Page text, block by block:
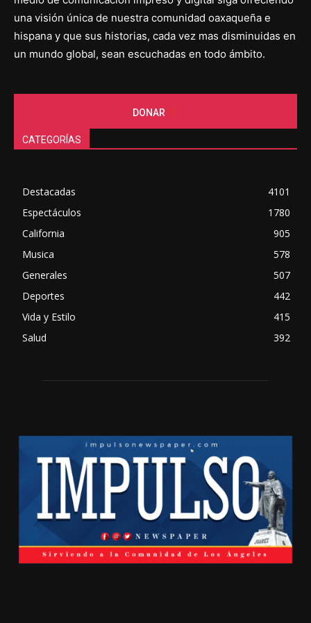
una visión única de nuestra comunidad oaxaqueña e
hispana y que sus historias, cada vez mas disminuidas en
un mundo global, sean escuchadas en todo ámbito.
DONAR
CATEGORÍAS
Destacadas
4101
Espectáculos
1780
California
905
Musica
578
Generales
507
Deportes
442
Vida y Estilo
415
Salud
392